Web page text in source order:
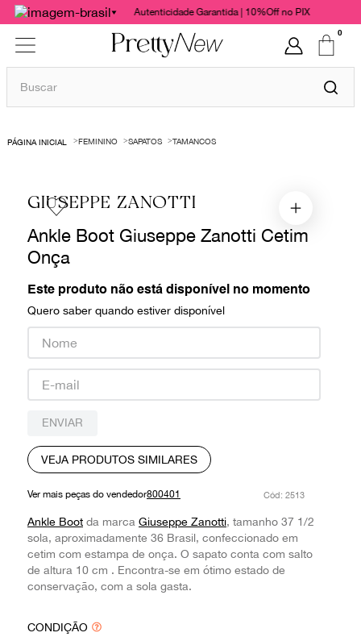
Autenticidade Garantida | 10%Off no PIX
0
Buscar
FEMININO SAPATOS TAMANCOS
GIUSEPPE ZANOTTI
Ankle Boot Giuseppe Zanotti Cetim
Onça
Este produto não está disponível no momento
Quero saber quando estiver disponível
ENVIAR
VEJA PRODUTOS SIMILARES
Ver mais peças do vendedor800401 : 2513
Ankle Boot da marca Giuseppe Zanotti, tamanho 37 1/2
sola, aproximadamente 36 Brasil, confeccionado em
cetim com estampa de onça. O sapato conta com salto
de altura 10 cm . Encontra-se em ótimo estado de
conservação, com a sola gasta.
CONDIÇÃO
1º
bolsas
chanel
vestido
gucci
paula raia
valentino
burberry
prada
louis vuitton